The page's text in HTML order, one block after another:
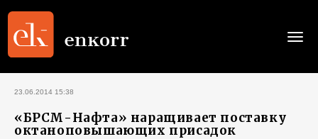
23.06.2014 15:38
«БРСМ-Нафта» наращивает поставку
октаноповышающих присадок